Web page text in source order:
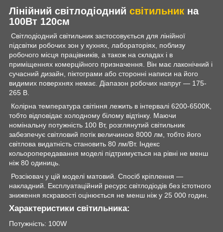
Лінійний світлодіодний світильник на
100Вт 120см
Світлодіодний світильник застосовується для лінійної
підсвітки робочих зон у кухнях, лабораторіях, поблизу
робочого місця працівників, а також на складах і в
приміщеннях комерційного призначення. Він має лаконічний і
сучасний дизайн, піктограми або сторонні написи на його
видимих поверхнях немає. Діапазон робочих напруг — 175-
265 В.
Колірна температура світіння лежить в інтервалі 6200-6500К,
тобто відповідає холодному білому відтінку. Маючи
номінальну потужність 100 Вт, розглянутий світильник
забезпечує світловий потік величиною 8000 лм, тобто його
світлова видатність становить 80 лм/Вт. Індекс
кольоропередавання моделі підтримується на рівні не менш
ніж 80 одиниць.
Розсіювач у цій моделі матовий. Спосіб кріплення —
накладний. Експлуатаційний ресурс світлодіодів без істотного
зниження яскравості оцінюється не менш ніж у 25 000 годин.
Характеристики світильника:
Потужність: 100W